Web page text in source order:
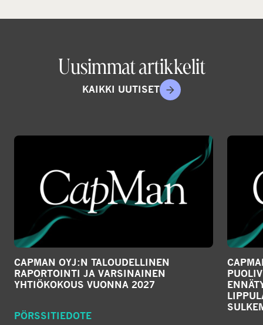
Uusimmat artikkelit
KAIKKI UUTISET
CAPMAN OYJ:N TALOUDELLINEN
RAPORTOINTI JA VARSINAINEN
YHTIÖKOKOUS VUONNA 2027
PÖRSSITIEDOTE